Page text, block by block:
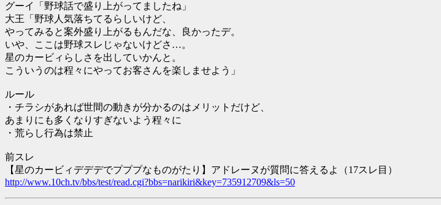
グーイ「野球話で盛り上がってましたね」
大王「野球人気落ちてるらしいけど、
やってみると案外盛り上がるもんだな、良かったデ。
いや、ここは野球スレじゃないけどさ…。
星のカービィらしさを出していかんと。
こういうのは程々にやってお客さんを楽しませよう」
ルール
・チラシがあれば世間の動きが分かるのはメリットだけど、
あまりにも多くなりすぎないよう程々に
・荒らし行為は禁止
前スレ
【星のカービィデデデでプププなものがたり】アドレーヌが質問に答えるよ（17スレ目）
http://www.10ch.tv/bbs/test/read.cgi?bbs=narikiri&key=735912709&ls=50